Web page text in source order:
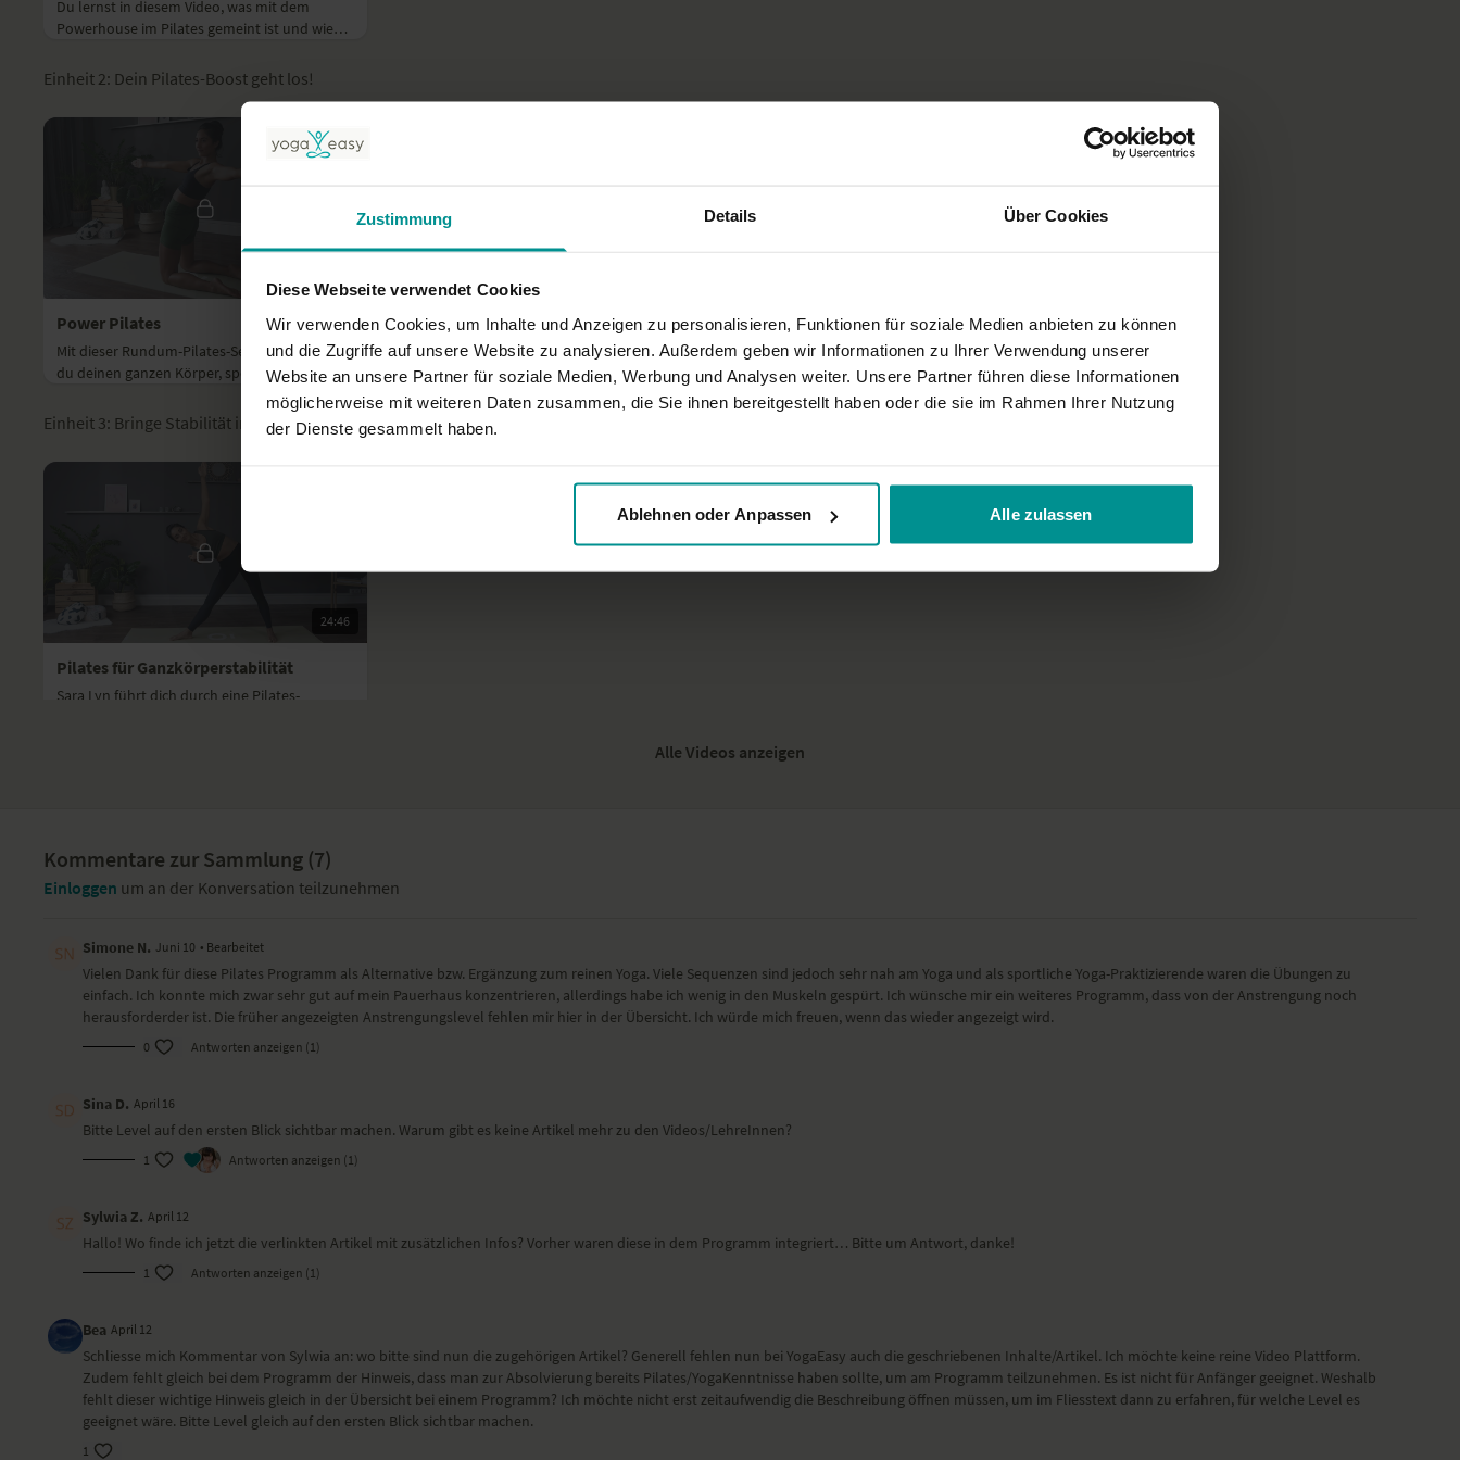
Zustimmung Details Über Cookies
Diese Webseite verwendet Cookies
Wir verwenden Cookies, um Inhalte und Anzeigen zu personalisieren, Funktionen für soziale Medien anbieten zu können
und die Zugriffe auf unsere Website zu analysieren. Außerdem geben wir Informationen zu Ihrer Verwendung unserer
Website an unsere Partner für soziale Medien, Werbung und Analysen weiter. Unsere Partner führen diese Informationen
möglicherweise mit weiteren Daten zusammen, die Sie ihnen bereitgestellt haben oder die sie im Rahmen Ihrer Nutzung
der Dienste gesammelt haben.
Ablehnen oder Anpassen Alle zulassen
Alle Videos anzeigen
Du lernst in diesem Video, was mit dem
Powerhouse im Pilates gemeint ist und wie
Einheit 2: Dein Pilates-Boost geht los!
Power Pilates
Mit dieser Rundum-Pilates-Sequenz stärkst
du deinen ganzen Körper, speziell Core und
Rücken, und arbeitest an deiner Balance.
Einheit 3: Bringe Stabilität in deinen Körper
24:46
Pilates für Ganzkörperstabilität
Sara Lyn führt dich durch eine Pilates-
25:45
Rücken-, Bauch- und Tiefenmuskulatur
kräftigen. So beugst du Rückenschmerzen vor
und löst Ve...
Einheit 5: Core galore
28:23
Pilates Core Allrounder
Diese Pilates-Sequenz stärkt deine tiefe Core-
Kommentare zur Sammlung (7)
Einloggen um an der Konversation teilzunehmen
Simone N. Juni 10 • Bearbeitet
Vielen Dank für diese Pilates Programm als Alternative bzw. Ergänzung zum reinen Yoga. Viele Sequenzen sind jedoch sehr nah am Yoga und als sportliche Yoga-Praktizierende waren die Übungen zu
einfach. Ich konnte mich zwar sehr gut auf mein Pauerhaus konzentrieren, allerdings habe ich wenig in den Muskeln gespürt. Ich wünsche mir ein weiteres Programm, dass von der Anstrengung noch
herausforderder ist. Die früher angezeigten Anstrengungslevel fehlen mir hier in der Übersicht. Ich würde mich freuen, wenn das wieder angezeigt wird.
0 Antworten anzeigen (1)
Sina D. April 16
Bitte Level auf den ersten Blick sichtbar machen. Warum gibt es keine Artikel mehr zu den Videos/LehreInnen?
1 Antworten anzeigen (1)
Sylwia Z. April 12
Hallo! Wo finde ich jetzt die verlinkten Artikel mit zusätzlichen Infos? Vorher waren diese in dem Programm integriert… Bitte um Antwort, danke!
1 Antworten anzeigen (1)
Bea April 12
Schliesse mich Kommentar von Sylwia an: wo bitte sind nun die zugehörigen Artikel? Generell fehlen nun bei YogaEasy auch die geschriebenen Inhalte/Artikel. Ich möchte keine reine Video Plattform.
Zudem fehlt gleich bei dem Programm der Hinweis, dass man zur Absolvierung bereits Pilates/YogaKenntnisse haben sollte, um am Programm teilzunehmen. Es ist nicht für Anfänger geeignet. Weshalb
fehlt dieser wichtige Hinweis gleich in der Übersicht bei einem Programm? Ich möchte nicht erst zeitaufwendig die Beschreibung öffnen müssen, um im Fliesstext dann zu erfahren, für welche Level es
geeignet wäre. Bitte Level gleich auf den ersten Blick sichtbar machen.
1